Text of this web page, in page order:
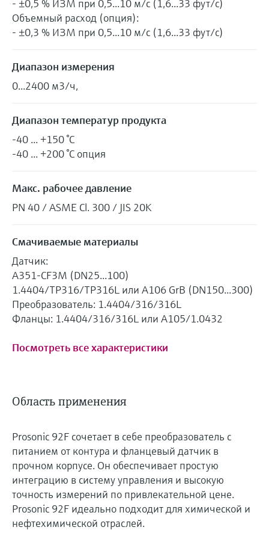
- ±0,5 % ИЗМ при 0,5...10 м/с (1,6...33 фут/с)
Объемный расход (опция):
- ±0,3 % ИЗМ при 0,5...10 м/с (1,6...33 фут/с)
Диапазон измерения
0...2400 м3/ч,
Диапазон температур продукта
-40 ... +150 °C
-40 ... +200 °C опция
Макс. рабочее давление
PN 40 / ASME Cl. 300 / JIS 20K
Смачиваемые материалы
Датчик:
A351-CF3M (DN25...100)
1.4404/TP316/TP316L или A106 GrB (DN150...300)
Преобразователь: 1.4404/316/316L
Фланцы: 1.4404/316/316L или A105/1.0432
Посмотреть все характеристики
Область применения
Prosonic 92F сочетает в себе преобразователь с
питанием от контура и фланцевый датчик в
прочном корпусе. Он обеспечивает простую
интеграцию в систему управления и высокую
точность измерений по привлекательной цене.
Prosonic 92F идеально подходит для химической и
нефтехимической отраслей.